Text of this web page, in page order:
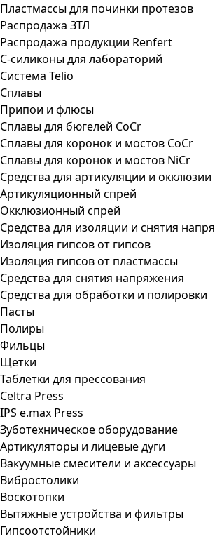
Пластмассы для починки протезов
Распродажа ЗТЛ
Распродажа продукции Renfert
С-силиконы для лабораторий
Система Telio
Сплавы
Припои и флюсы
Сплавы для бюгелей CoCr
Сплавы для коронок и мостов CoCr
Сплавы для коронок и мостов NiCr
Средства для артикуляции и окклюзии
Артикуляционный спрей
Окклюзионный спрей
Средства для изоляции и снятия
Изоляция гипсов от гипсов
Изоляция гипсов от пластмассы
Средства для снятия напряжения
Средства для обработки и полировки
Пасты
Полиры
Фильцы
Щетки
Таблетки для прессования
Celtra Press
IPS e.max Press
Зуботехническое оборудование
Артикуляторы и лицевые дуги
Вакуумные смесители и аксессуары
Вибростолики
Воскотопки
Вытяжные устройства и фильтры
Гипсоотстойники